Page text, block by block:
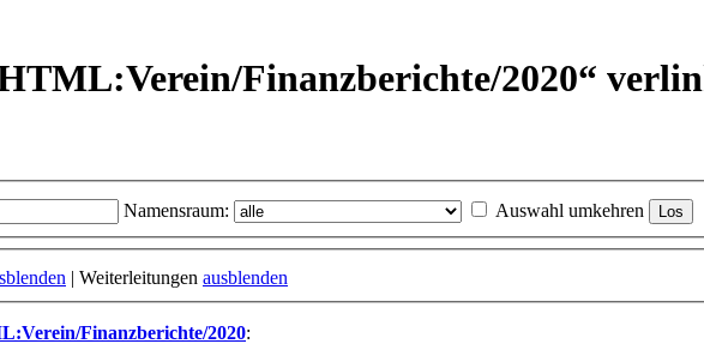
Finanzberichte/2020“
Namensraum:
Auswahl umkehren
| Weiterleitungen ausblenden
Finanzberichte/2020: